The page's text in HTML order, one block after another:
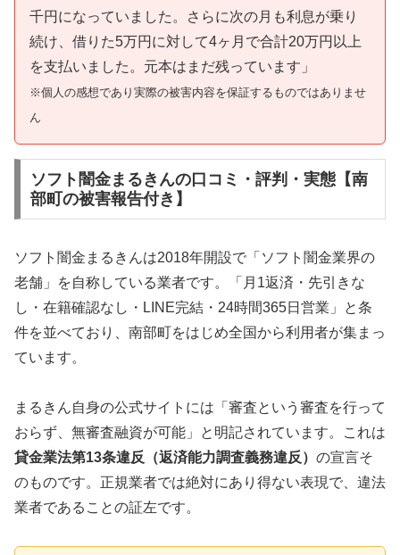
千円になっていました。さらに次の月も利息が乗り
続け、借りた5万円に対して4ヶ月で合計20万円以上
を支払いました。元本はまだ残っています」
※個人の感想であり実際の被害内容を保証するものではありませ
ん
ソフト闇金まるきんの口コミ・評判・実態【南
部町の被害報告付き】
ソフト闇金まるきんは2018年開設で「ソフト闇金業界の
老舗」を自称している業者です。「月1返済・先引きな
し・在籍確認なし・LINE完結・24時間365日営業」と条
件を並べており、南部町をはじめ全国から利用者が集まっ
ています。
まるきん自身の公式サイトには「審査という審査を行って
おらず、無審査融資が可能」と明記されています。これは
貸金業法第13条違反（返済能力調査義務違反） の宣言そ
のものです。正規業者では絶対にあり得ない表現で、違法
業者であることの証左です。